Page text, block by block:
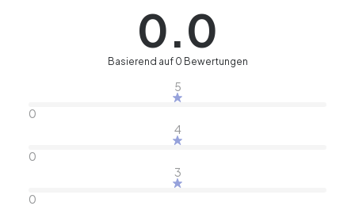
0.0
Basierend auf 0 Bewertungen
5
0
4
0
3
0